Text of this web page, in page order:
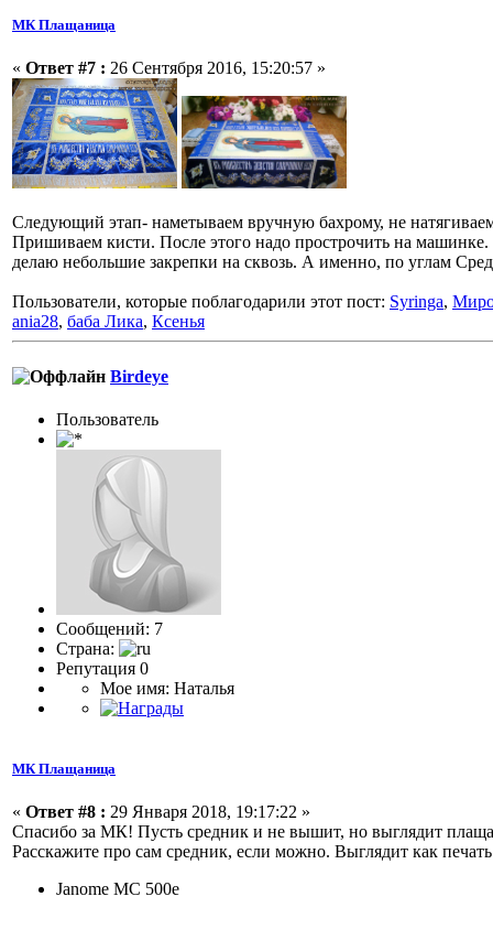
МК Плащаница
« Ответ #7 : 26 Сентября 2016, 15:20:57 »
Следующий этап- наметываем вручную бахрому, не
Пришиваем кисти. После этого надо прострочить на
делаю небольшие закрепки на сквозь. А именно, по углам
Пользователи, которые поблагодарили этот пост: Syringa,
ania28, баба Лика, Ксенья
Birdeye
Пользователь
Сообщений: 7
Страна:
Репутация 0
Мое имя: Наталья
МК Плащаница
« Ответ #8 : 29 Января 2018, 19:17:22 »
Спасибо за МК! Пусть средник и не вышит, но выглядит
Расскажите про сам средник, если можно. Выглядит как
Janome MC 500e